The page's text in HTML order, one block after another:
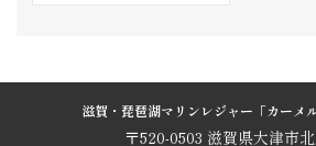
滋賀・琵琶湖マリンレジャー「カーメ
〒520-0503 滋賀県大津市